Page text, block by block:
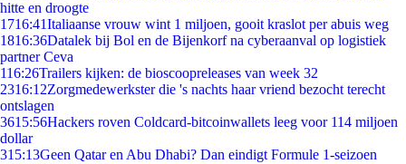
hitte en droogte
1716:41Italiaanse vrouw wint 1 miljoen, gooit kraslot per abuis weg
1816:36Datalek bij Bol en de Bijenkorf na cyberaanval op logistiek
partner Ceva
116:26Trailers kijken: de bioscoopreleases van week 32
2316:12Zorgmedewerkster die 's nachts haar vriend bezocht terecht
ontslagen
3615:56Hackers roven Coldcard-bitcoinwallets leeg voor 114 miljoen
dollar
315:13Geen Qatar en Abu Dhabi? Dan eindigt Formule 1-seizoen